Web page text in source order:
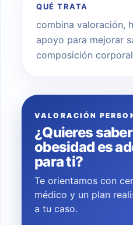
QUÉ TRATA
combina valoración,
apoyo para mejorar
composición corporal
VALORACIÓN
¿Quieres
obesidad es
para ti?
Te orientamos con
médico y un plan
a tu caso.